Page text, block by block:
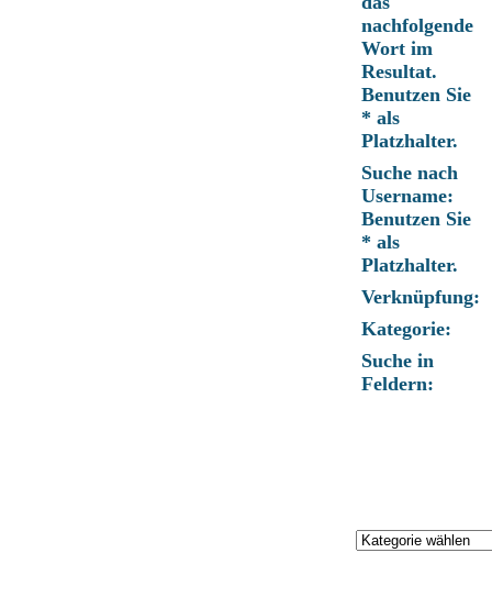
nachfolgende
Wort im
Resultat.
Benutzen Sie
* als
Platzhalter.
Suche nach
Username:
Benutzen Sie
* als
Platzhalter.
Verknüpfung:
Kategorie:
Suche in
Feldern: